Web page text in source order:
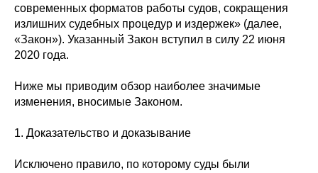
современных форматов работы судов, сокращения
излишних судебных процедур и издержек» (далее,
«Закон»). Указанный Закон вступил в силу 22 июня
2020 года.
Ниже мы приводим обзор наиболее значимые
изменения, вносимые Законом.
1. Доказательство и доказывание
Исключено правило, по которому суды были